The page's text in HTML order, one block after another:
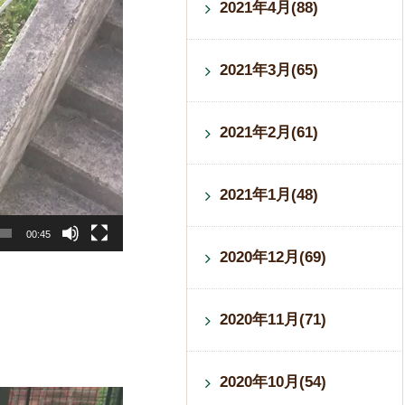
00:45
2021年4月(88)
2021年3月(65)
2021年2月(61)
2021年1月(48)
2020年12月(69)
2020年11月(71)
2020年10月(54)